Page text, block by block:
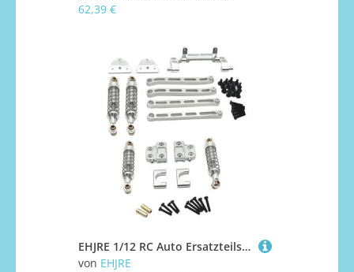
62,39 €
EHJRE 1/12 RC Auto Ersatzteilsatz, Spurstange Aus Metall, Stoßdämpfer Vorne Und Hinten, Metall Stoßdämpferhalterung für MN82S, DIY RC Fahrzeuge, Modell LKW, Argent
von EHJRE